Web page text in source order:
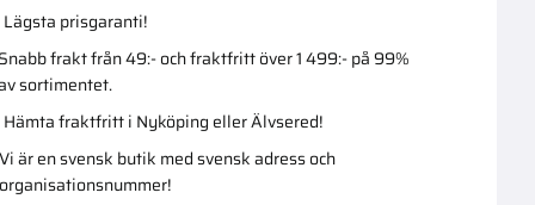
Lägsta prisgaranti!
Snabb frakt från 49:- och fraktfritt över 1 499:- på 99%
sortimentet.
Hämta fraktfritt i Nyköping eller Älvsered!
Vi är en svensk butik med svensk adress och
organisationsnummer!